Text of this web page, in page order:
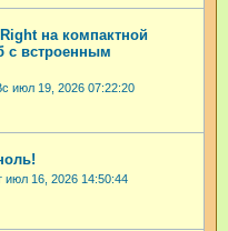
на компактной
с встроенным
июл 19, 2026 07:22:20
июл 16, 2026 14:50:44